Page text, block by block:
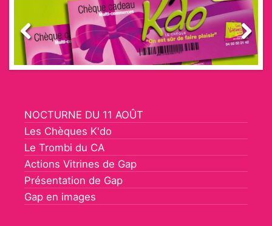
Previous Next
NOCTURNE DU 11 AOÛT
Les Chèques K'do
Le Trombi du CA
Actions Vitrines de Gap
Présentation de Gap
Gap en images